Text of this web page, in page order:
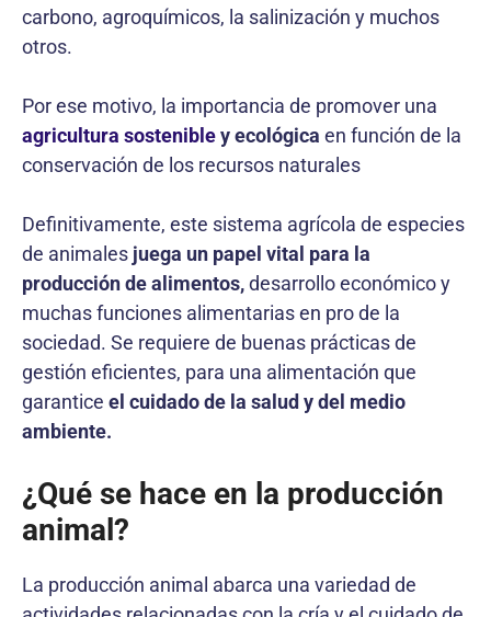
carbono, agroquímicos, la salinización y muchos
otros.
Por ese motivo, la importancia de promover una
agricultura sostenibley ecológica en función de la
conservación de los recursos naturales
Definitivamente, este sistema agrícola de especies
de animales juega un papel vital para la
producción de alimentos,desarrollo económico y
muchas funciones alimentarias en pro de la
sociedad. Se requiere de buenas prácticas de
gestión eficientes, para una alimentación que
garantice el cuidado de la salud y del medio
ambiente.
¿Qué se hace en la producción
animal?
La producción animal abarca una variedad de